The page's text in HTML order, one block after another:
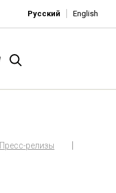
Русский English
Пресс-релизы